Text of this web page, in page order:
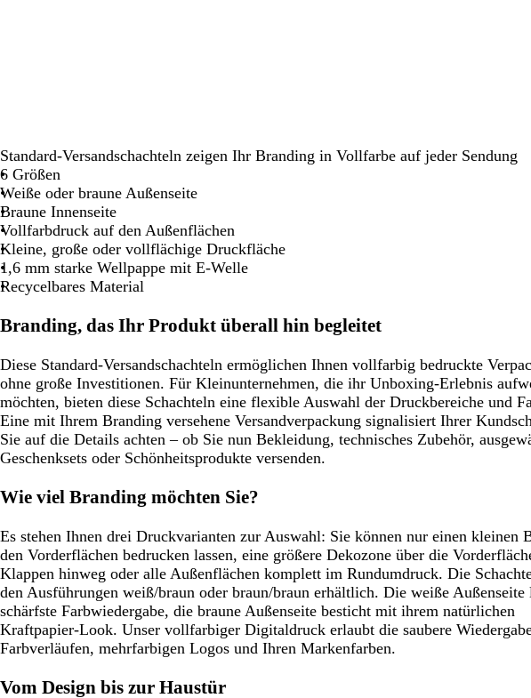
Standard-Versandschachteln zeigen Ihr Branding in Vollfarbe auf jeder Sendung
6 Größen
Weiße oder braune Außenseite
Braune Innenseite
Vollfarbdruck auf den Außenflächen
Kleine, große oder vollflächige Druckfläche
1,6 mm starke Wellpappe mit E-Welle
Recycelbares Material
Branding, das Ihr Produkt überall hin begleitet
Diese Standard-Versandschachteln ermöglichen Ihnen vollfarbig bedruckte
ohne große Investitionen. Für Kleinunternehmen, die ihr Unboxing-Erlebnis
möchten, bieten diese Schachteln eine flexible Auswahl der Druckbereiche und
Eine mit Ihrem Branding versehene Versandverpackung signalisiert Ihrer
Sie auf die Details achten – ob Sie nun Bekleidung, technisches Zubehör,
Geschenksets oder Schönheitsprodukte versenden.
Wie viel Branding möchten Sie?
Es stehen Ihnen drei Druckvarianten zur Auswahl: Sie können nur einen kleinen
den Vorderflächen bedrucken lassen, eine größere Dekozone über die
Klappen hinweg oder alle Außenflächen komplett im Rundumdruck. Die
den Ausführungen weiß/braun oder braun/braun erhältlich. Die weiße
schärfste Farbwiedergabe, die braune Außenseite besticht mit ihrem natürlichen
Kraftpapier-Look. Unser vollfarbiger Digitaldruck erlaubt die saubere
Farbverläufen, mehrfarbigen Logos und Ihren Markenfarben.
Vom Design bis zur Haustür